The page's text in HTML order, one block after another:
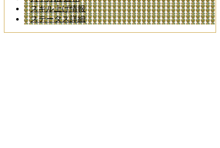
スキル上げ情報
ステータス詳細